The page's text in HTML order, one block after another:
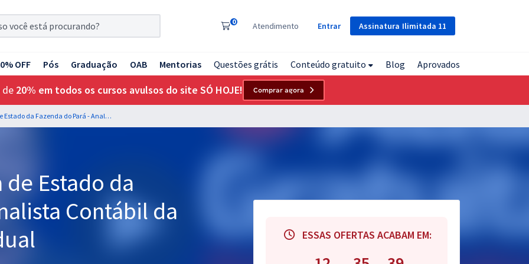
Assinatura Ilimitada 11
0 Atendimento Entrar
OFF Pós Graduação OAB Mentorias Questões grátis Conteúdo gratuito Blog Aprovados
de 20% em todos os cursos avulsos do site SÓ HOJE! Comprar agora
SEFA PA - Secretaria de Estado da Fazenda do Pará - Analista Contábil da Administração Estadual
de Estado da
Contábil da
ESSAS OFERTAS ACABAM EM: